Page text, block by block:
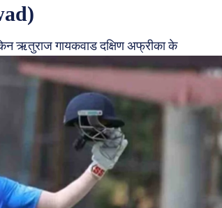
ऋतुराज गायकवाड दक्षिण अफ्रीका के